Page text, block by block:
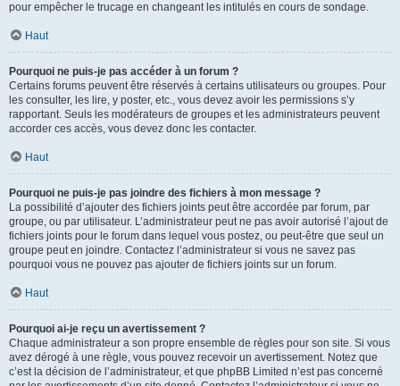
pour empêcher le trucage en changeant les intitulés en cours de sondage.
Haut
Pourquoi ne puis-je pas accéder à un forum ?
Certains forums peuvent être réservés à certains utilisateurs ou groupes. Pour
les consulter, les lire, y poster, etc., vous devez avoir les permissions s’y
rapportant. Seuls les modérateurs de groupes et les administrateurs peuvent
accorder ces accès, vous devez donc les contacter.
Haut
Pourquoi ne puis-je pas joindre des fichiers à mon message ?
La possibilité d’ajouter des fichiers joints peut être accordée par forum, par
groupe, ou par utilisateur. L’administrateur peut ne pas avoir autorisé l’ajout de
fichiers joints pour le forum dans lequel vous postez, ou peut-être que seul un
groupe peut en joindre. Contactez l’administrateur si vous ne savez pas
pourquoi vous ne pouvez pas ajouter de fichiers joints sur un forum.
Haut
Pourquoi ai-je reçu un avertissement ?
Chaque administrateur a son propre ensemble de règles pour son site. Si vous
avez dérogé à une règle, vous pouvez recevoir un avertissement. Notez que
c’est la décision de l’administrateur, et que phpBB Limited n’est pas concerné